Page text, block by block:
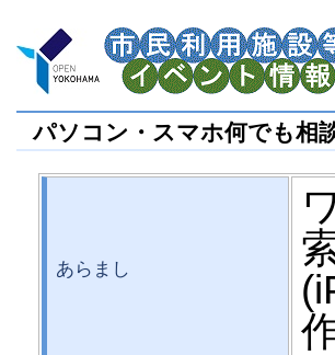
パソコン・スマホ何でも相
あらまし